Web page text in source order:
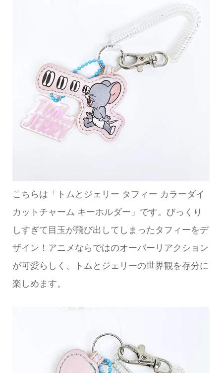
こちらは「トムとジェリー タフィー カラーダイ
カットチャーム キーホルダー」です。びっくり
しすぎて目玉が飛び出してしまったタフィーをデ
ザイン！アニメならではのオーバーリアクション
が可愛らしく、トムとジェリーの世界観を存分に
楽しめます。